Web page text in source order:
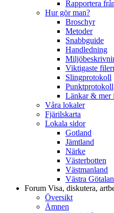
Rapportera
Hur gör man?
Broschyr
Metoder
Snabbguide
Handledning
Viktigaste
Slingprotokoll
Punktprotokoll
Länkar & mer
Våra lokaler
Fjärilskarta
Lokala sidor
Gotland
Jämtland
Närke
Västerbotten
Västmanland
Västra
Forum Visa, diskutera,
Översikt
Ämnen